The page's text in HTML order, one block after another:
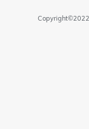
Copyright©2022